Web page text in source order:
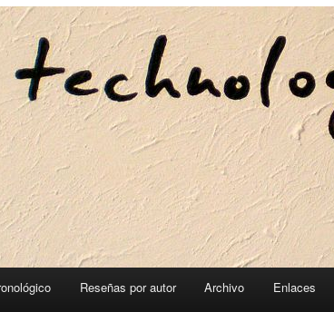
Reseñas por autor Archivo Enlaces